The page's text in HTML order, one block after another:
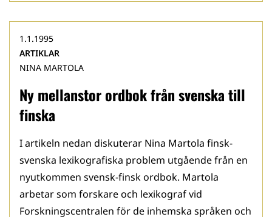
Ny mellanstor ordbok från svenska till
finska
1.1.1995
ARTIKLAR
NINA MARTOLA
I artikeln nedan diskuterar Nina Martola finsk-
svenska lexikografiska problem utgående från en
nyutkommen svensk-finsk ordbok. Martola
arbetar som forskare och lexikograf vid
Forskningscentralen för de inhemska språken och